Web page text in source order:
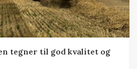
tegner til god kvalitet og